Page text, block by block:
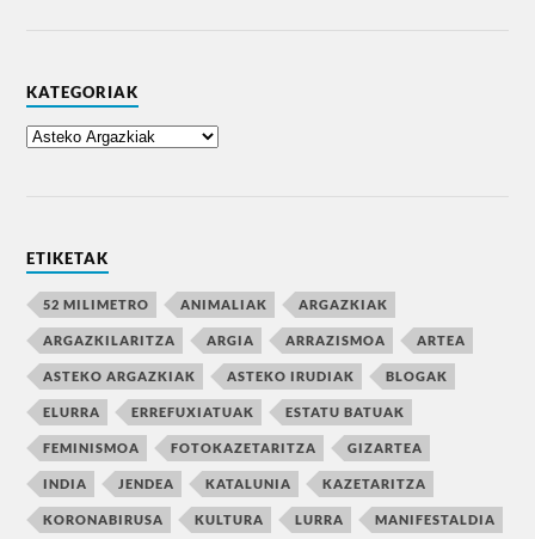
KATEGORIAK
ETIKETAK
52 MILIMETRO ANIMALIAK ARGAZKIAK
ARGAZKILARITZA ARGIA ARRAZISMOA ARTEA
ASTEKO ARGAZKIAK ASTEKO IRUDIAK BLOGAK
ELURRA ERREFUXIATUAK ESTATU BATUAK
FEMINISMOA FOTOKAZETARITZA GIZARTEA
INDIA JENDEA KATALUNIA KAZETARITZA
KORONABIRUSA KULTURA LURRA MANIFESTALDIA